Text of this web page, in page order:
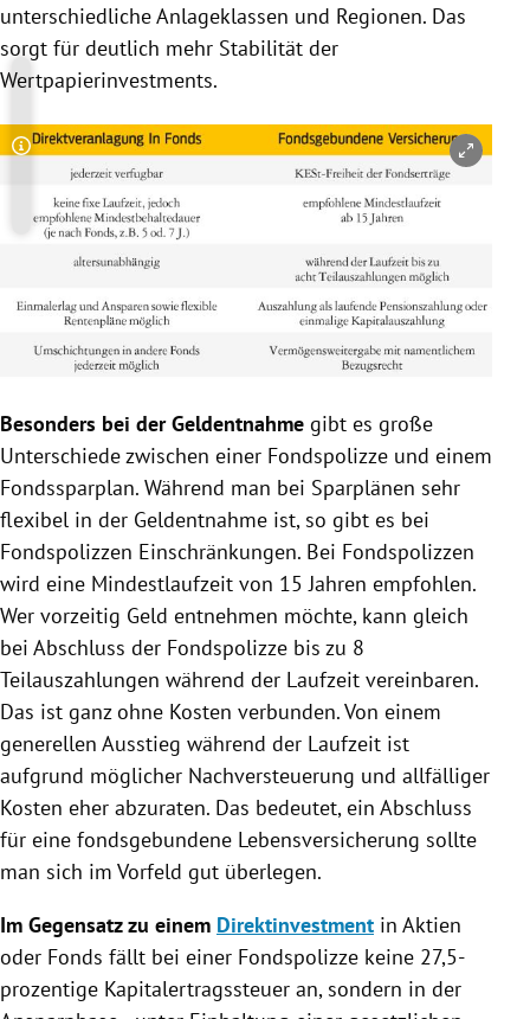
unterschiedliche Anlageklassen und Regionen. Das
sorgt für deutlich mehr Stabilität der
Wertpapierinvestments.
Copyright-Hinweis öffnen/schließen
Besonders bei der Geldentnahme gibt es große
Unterschiede zwischen einer Fondspolizze und einem
Fondssparplan. Während man bei Sparplänen sehr
flexibel in der Geldentnahme ist, so gibt es bei
Fondspolizzen Einschränkungen. Bei Fondspolizzen
wird eine Mindestlaufzeit von 15 Jahren empfohlen.
Wer vorzeitig Geld entnehmen möchte, kann gleich
bei Abschluss der Fondspolizze bis zu 8
Teilauszahlungen während der Laufzeit vereinbaren.
Das ist ganz ohne Kosten verbunden. Von einem
generellen Ausstieg während der Laufzeit ist
aufgrund möglicher Nachversteuerung und allfälliger
Kosten eher abzuraten. Das bedeutet, ein Abschluss
für eine fondsgebundene Lebensversicherung sollte
man sich im Vorfeld gut überlegen.
Im Gegensatz zu einem Direktinvestment in Aktien
oder Fonds fällt bei einer Fondspolizze keine 27,5-
prozentige Kapitalertragssteuer an, sondern in der